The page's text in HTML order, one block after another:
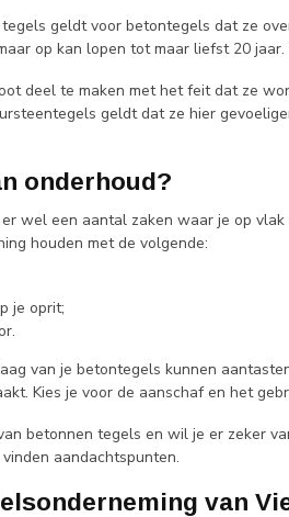
geldt voor betontegels dat ze
op kan lopen tot maar liefst 20
deel te maken met het feit dat ze
geldt dat ze hier
onderhoud?
wel een aantal zaken waar je op
houden met de volgende:
je oprit;
van je betontegels kunnen
Kies je voor de aanschaf en het
betonnen tegels en wil je er zeker
aandachtspunten.
van